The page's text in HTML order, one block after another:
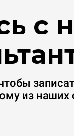
с
из наших